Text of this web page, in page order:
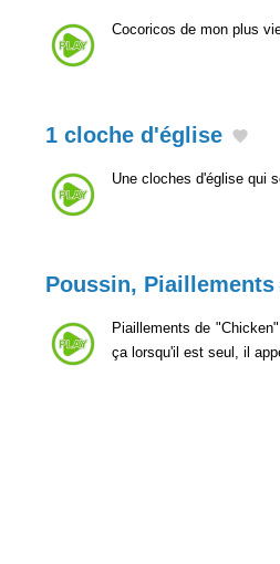
Cocoricos de mon plus
1 cloche d'église
Une cloches d'église qui
Poussin, Piaillements
Piaillements de
ça lorsqu'il est seul, il